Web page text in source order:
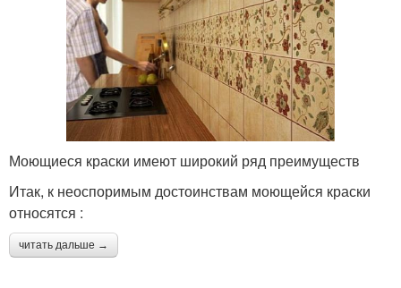
Моющиеся краски имеют широкий ряд преимуществ
Итак, к неоспоримым достоинствам моющейся краски
относятся :
читать дальше →